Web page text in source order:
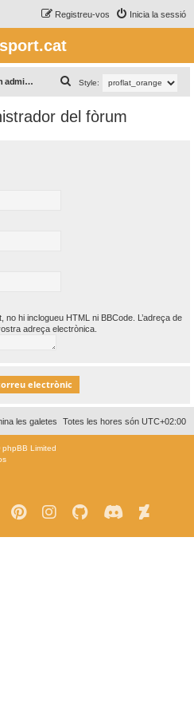
Inicia la sessió
Registreu-vos
Contact amb un administrador del fòrum Style:
e
r
del fòrum
hi inclogueu HTML ni BBCode. L’adreça de
adreça electrònica.
Totes les hores són UTC+02:00
les galetes
Limited